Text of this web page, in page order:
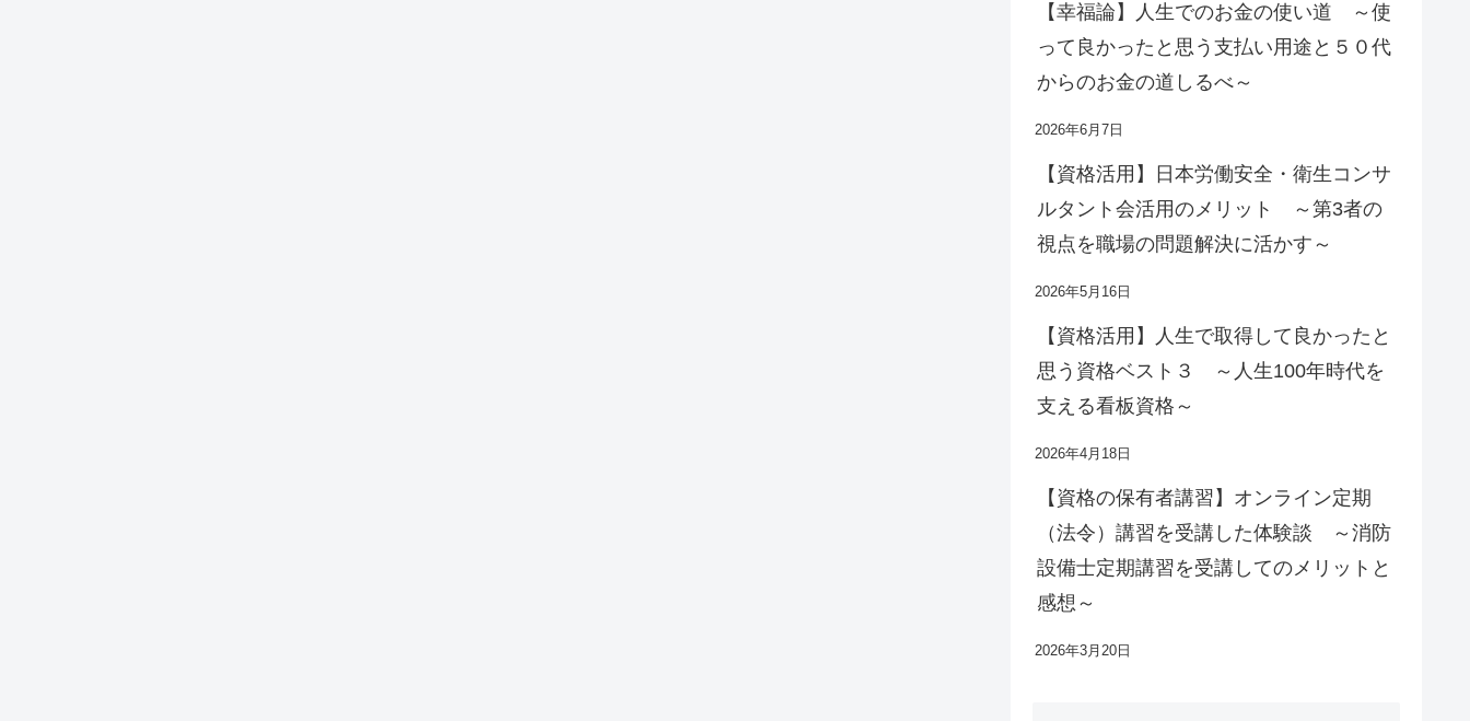
【幸福論】人生でのお金の使い道 ～使
って良かったと思う支払い用途と５０代
からのお金の道しるべ～
2026年6月7日
【資格活用】日本労働安全・衛生コンサ
ルタント会活用のメリット ～第3者の
視点を職場の問題解決に活かす～
2026年5月16日
【資格活用】人生で取得して良かったと
思う資格ベスト３ ～人生100年時代を
支える看板資格～
2026年4月18日
【資格の保有者講習】オンライン定期
（法令）講習を受講した体験談 ～消防
設備士定期講習を受講してのメリットと
感想～
2026年3月20日